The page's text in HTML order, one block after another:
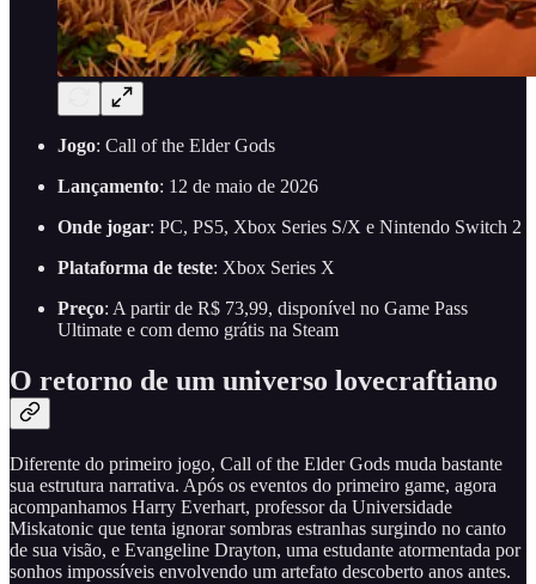
Jogo: Call of the Elder Gods
Lançamento: 12 de maio de 2026
Onde jogar: PC, PS5, Xbox Series S/X e Nintendo Switch 2
Plataforma de teste: Xbox Series X
Preço: A partir de R$ 73,99, disponível no Game Pass
Ultimate e com demo grátis na Steam
O retorno de um universo lovecraftiano
Diferente do primeiro jogo, Call of the Elder Gods muda bastante
sua estrutura narrativa. Após os eventos do primeiro game, agora
acompanhamos Harry Everhart, professor da Universidade
Miskatonic que tenta ignorar sombras estranhas surgindo no canto
de sua visão, e Evangeline Drayton, uma estudante atormentada por
sonhos impossíveis envolvendo um artefato descoberto anos antes.